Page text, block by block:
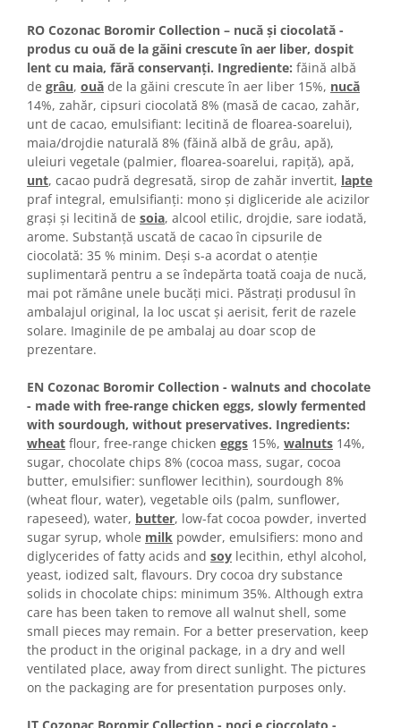
Turta dulce cu miere
Croissant
Croissant Duofino
Croissant cu maia
Cornulete
Boromele
Cornulete fragede
Pasca
Pasca Fresh
Cereale
Paine
Paine ambalata
Chifle
Colaci festivi
Snack-uri sărate
Covrigi cu ulei de masline
Covrigi de Buzau
Grisine
Crochete
Produse de gătit
Faina
Arpacas si pesmet
Malai
Produse congelate
Panificatie congelata
Patiserie congelata
Pizza congelata
Baton Cookie congelat
RO Cozonac Boromir Collection – nucă și ciocolată -
produs cu ouă de la găini crescute în aer liber, dospit
lent cu maia, fără conservanți. Ingrediente: făină albă
de grâu, ouă de la găini crescute în aer liber 15%, nucă
14%, zahăr, cipsuri ciocolată 8% (masă de cacao, zahăr,
unt de cacao, emulsifiant: lecitină de floarea-soarelui),
maia/drojdie naturală 8% (făină albă de grâu, apă),
uleiuri vegetale (palmier, floarea-soarelui, rapiţă), apă,
unt, cacao pudră degresată, sirop de zahăr invertit, lapte
praf integral, emulsifianți: mono și digliceride ale acizilor
grași și lecitină de soia, alcool etilic, drojdie, sare iodată,
arome. Substanță uscată de cacao în cipsurile de
ciocolată: 35 % minim. Deși s-a acordat o atenție
suplimentară pentru a se îndepărta toată coaja de nucă,
mai pot rămâne unele bucăți mici. Păstraţi produsul în
ambalajul original, la loc uscat şi aerisit, ferit de razele
solare. Imaginile de pe ambalaj au doar scop de
prezentare.
EN Cozonac Boromir Collection - walnuts and chocolate
- made with free-range chicken eggs, slowly fermented
with sourdough, without preservatives. Ingredients:
wheat flour, free-range chicken eggs 15%, walnuts 14%,
sugar, chocolate chips 8% (cocoa mass, sugar, cocoa
butter, emulsifier: sunflower lecithin), sourdough 8%
(wheat flour, water), vegetable oils (palm, sunflower,
rapeseed), water, butter, low-fat cocoa powder, inverted
sugar syrup, whole milk powder, emulsifiers: mono and
diglycerides of fatty acids and soy lecithin, ethyl alcohol,
yeast, iodized salt, flavours. Dry cocoa dry substance
solids in chocolate chips: minimum 35%. Although extra
care has been taken to remove all walnut shell, some
small pieces may remain. For a better preservation, keep
the product in the original package, in a dry and well
ventilated place, away from direct sunlight. The pictures
on the packaging are for presentation purposes only.
IT Cozonac Boromir Collection - noci e cioccolato -